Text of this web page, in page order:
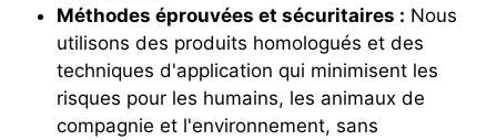
Méthodes éprouvées et sécuritaires : Nous
utilisons des produits homologués et des
techniques d'application qui minimisent les
risques pour les humains, les animaux de
compagnie et l'environnement, sans